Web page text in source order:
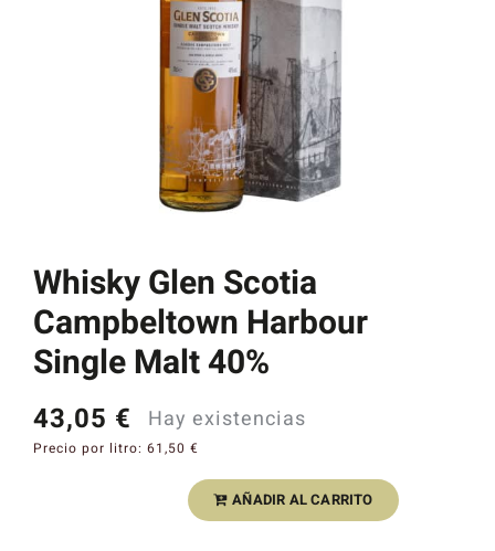
Whisky Glen Scotia
Campbeltown Harbour
Single Malt 40%
43,05 € Hay existencias
Precio por litro: 61,50 €
AÑADIR AL CARRITO